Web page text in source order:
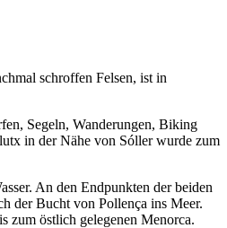
schroffen Felsen, ist in
Segeln, Wanderungen, Biking
in der Nähe von Sóller wurde zum
An den Endpunkten der beiden
der Bucht von Pollença ins Meer.
zum östlich gelegenen Menorca.